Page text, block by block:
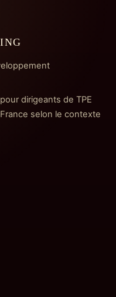
dirigeants de TPE
selon le contexte